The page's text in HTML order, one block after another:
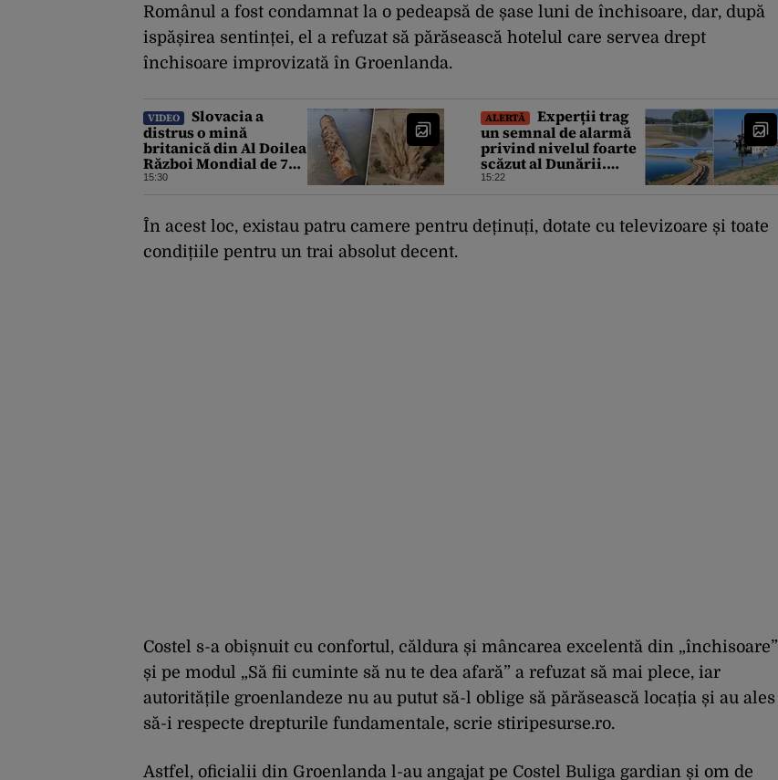
Românul a fost condamnat la o pedeapsă de șase luni de închisoare, dar, după
ispășirea sentinței, el a refuzat să părăsească hotelul care servea drept
închisoare improvizată în Groenlanda.
VIDEO
Slovacia a
distrus o mină
britanică din Al Doilea
Război Mondial de 700
kg, descoperită în
15:30
ALERTĂ
Experții trag
un semnal de alarmă
privind nivelul foarte
scăzut al Dunării.
Efectele ar putea fi mai
15:22
În acest loc, existau patru camere pentru deținuți, dotate cu televizoare și toate
condițiile pentru un trai absolut decent.
Costel s-a obișnuit cu confortul, căldura și mâncarea excelentă din „închisoare”
și pe modul „Să fii cuminte să nu te dea afară” a refuzat să mai plece, iar
autoritățile groenlandeze nu au putut să-l oblige să părăsească locația și au ales
să-i respecte drepturile fundamentale, scrie stiripesurse.ro.
Astfel, oficialii din Groenlanda l-au angajat pe Costel Buliga gardian și om de